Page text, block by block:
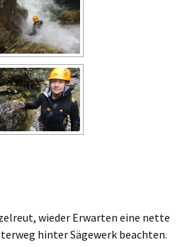
wieder Erwarten eine nette
hinter Sägewerk beachten.